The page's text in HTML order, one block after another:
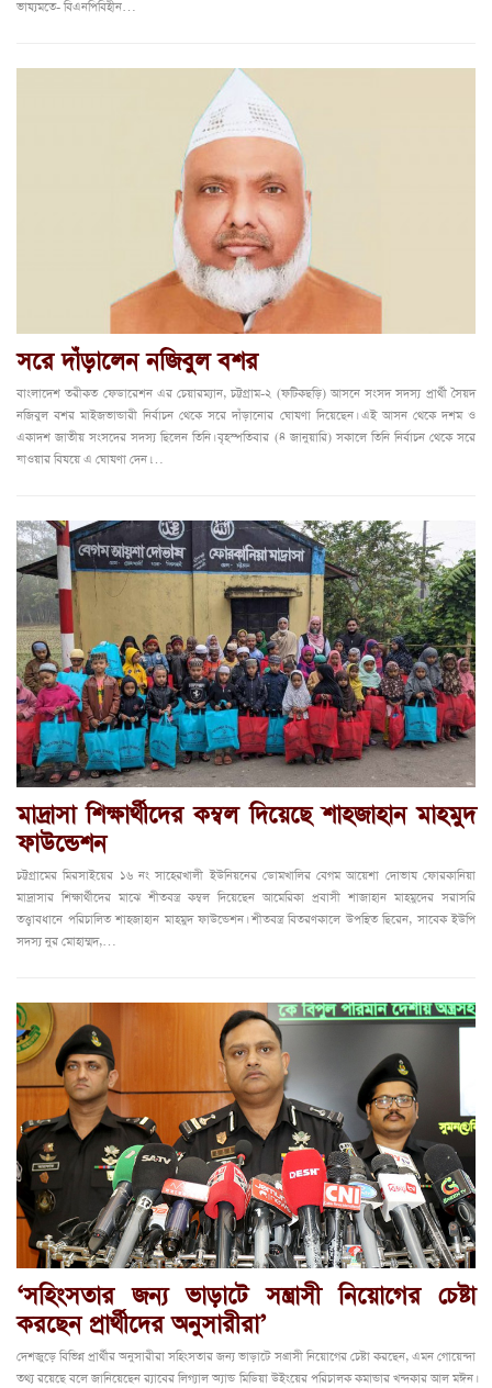
ভাষ্যমতে- বিএনপিবিহীন…
সরে দাঁড়ালেন নজিবুল বশর
বাংলাদেশ তরীকত ফেডারেশন এর চেয়ারম্যান, চট্টগ্রাম-২ (ফটিকছড়ি) আসনে সংসদ সদস্য প্রার্থী সৈয়দ
নজিবুল বশর মাইজভান্ডারী নির্বাচন থেকে সরে দাঁড়ানোর ঘোষণা দিয়েছেন। এই আসন থেকে দশম ও
একাদশ জাতীয় সংসদের সদস্য ছিলেন তিনি। বৃহস্পতিবার (৪ জানুয়ারি) সকালে তিনি নির্বাচন থেকে সরে
যাওয়ার বিষয়ে এ ঘোষণা দেন।…
মাদ্রাসা শিক্ষার্থীদের কম্বল দিয়েছে শাহজাহান মাহমুদ
ফাউন্ডেশন
চট্টগ্রামের মিরসাইয়ের ১৬ নং সাহেরখালী ইউনিয়নের ডোমখালির বেগম আয়েশা দোভাষ ফোরকানিয়া
মাদ্রাসার শিক্ষার্থীদের মাঝে শীতবস্ত্র কম্বল দিয়েছেন আমেরিকা প্রবাসী শাজাহান মাহমুদের সরাসরি
তত্ত্বাবধানে পরিচালিত শাহজাহান মাহমুদ ফাউন্ডেশন। শীতবস্ত্র বিতরণকালে উপস্থিত ছিরেন, সাবেক ইউপি
সদস্য নুর মোহাম্মদ,…
‘সহিংসতার জন্য ভাড়াটে সন্ত্রাসী নিয়োগের চেষ্টা
করছেন প্রার্থীদের অনুসারীরা’
দেশজুড়ে বিভিন্ন প্রার্থীর অনুসারীরা সহিংসতার জন্য ভাড়াটে সন্ত্রাসী নিয়োগের চেষ্টা করছেন, এমন গোয়েন্দা
তথ্য রয়েছে বলে জানিয়েছেন র‍্যাবের লিগ্যাল অ্যান্ড মিডিয়া উইংয়ের পরিচালক কমান্ডার খন্দকার আল মঈন।